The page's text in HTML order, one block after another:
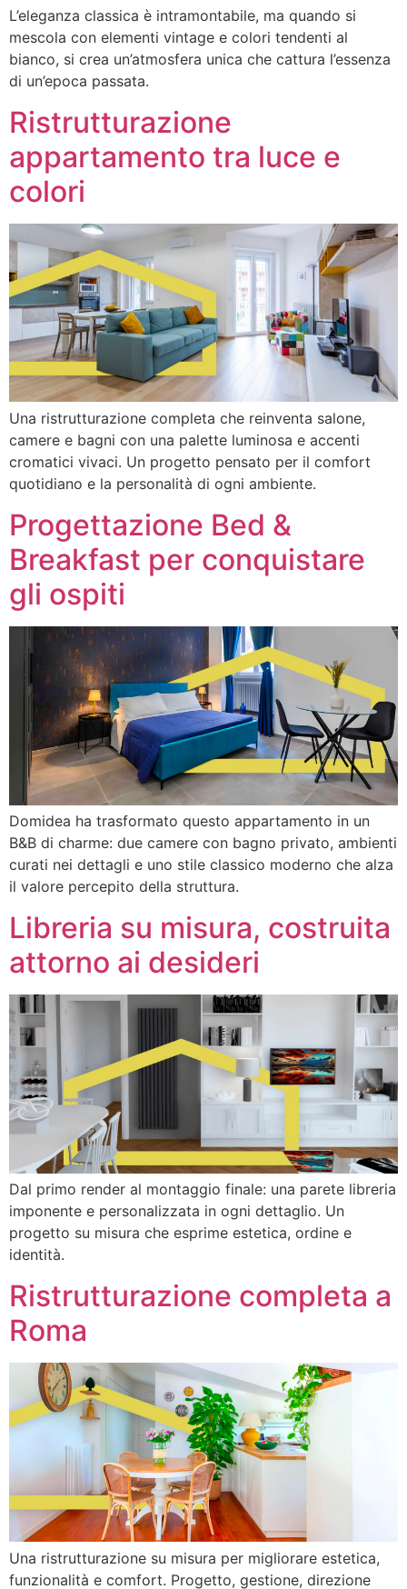
L’eleganza classica è intramontabile, ma quando si
mescola con elementi vintage e colori tendenti al
bianco, si crea un’atmosfera unica che cattura l’essenza
di un’epoca passata.
Ristrutturazione
appartamento tra luce e
colori
Una ristrutturazione completa che reinventa salone,
camere e bagni con una palette luminosa e accenti
cromatici vivaci. Un progetto pensato per il comfort
quotidiano e la personalità di ogni ambiente.
Progettazione Bed &
Breakfast per conquistare
gli ospiti
Domidea ha trasformato questo appartamento in un
B&B di charme: due camere con bagno privato, ambienti
curati nei dettagli e uno stile classico moderno che alza
il valore percepito della struttura.
Libreria su misura, costruita
attorno ai desideri
Dal primo render al montaggio finale: una parete libreria
imponente e personalizzata in ogni dettaglio. Un
progetto su misura che esprime estetica, ordine e
identità.
Ristrutturazione completa a
Roma
Una ristrutturazione su misura per migliorare estetica,
funzionalità e comfort. Progetto, gestione, direzione